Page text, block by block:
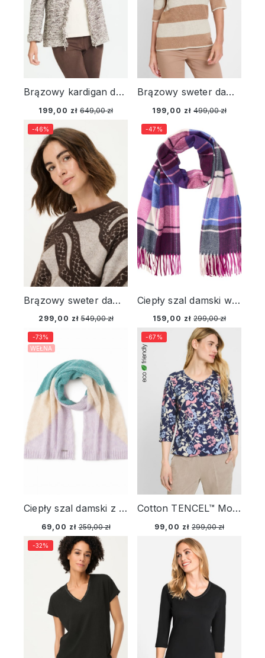
Brązowy kardigan damski Henny z frędzlami – Designer Choice
199,00 zł 649,00 zł
Brązowy sweter damski Cora w paski z krótkim rękawem – Relaxed Code
199,00 zł 499,00 zł
Brązowy sweter damski Henny we wzory – Designer Choice
299,00 zł 549,00 zł
-46%
Ciepły szal damski w kratę – New Passion
159,00 zł 299,00 zł
-47%
Ciepły szal damski z wełną i moherem
69,00 zł 259,00 zł
-73%
WEŁNA
Cotton TENCEL™ Modal Granatowa bluzka damska Clara w kwiaty – Vintage Romance
99,00 zł 299,00 zł
-67%
-32%